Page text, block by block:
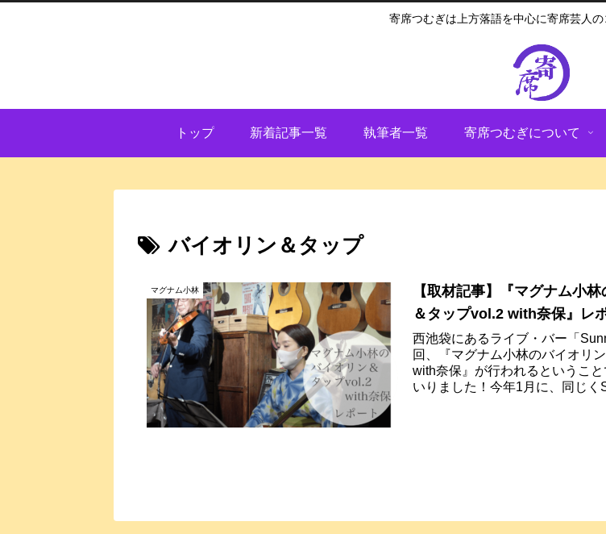
寄席つむぎは上方落語を中心に寄席芸人の
トップ 新着記事一覧 執筆者一覧 寄席つむぎについて
バイオリン＆タップ
マグナム小林
【取材記事】『マグナム小
＆タップvol.2 with奈保』レ
西池袋にあるライブ・バー「
回、『マグナム小林のバイオリ
with奈保』が行われるということ
いりました！今年1月に、同じく